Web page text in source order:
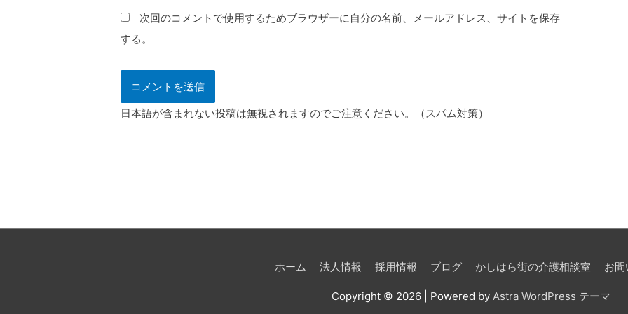
*
次回のコメントで使用するためブラウザーに自分の名前、メールアドレス、サイトを保存
する。
日本語が含まれない投稿は無視されますのでご注意ください。（スパム対策）
ホーム 法人情報 採用情報 ブログ かしはら街の介護相談室 お
Copyright © 2026 | Powered by Astra WordPress テーマ